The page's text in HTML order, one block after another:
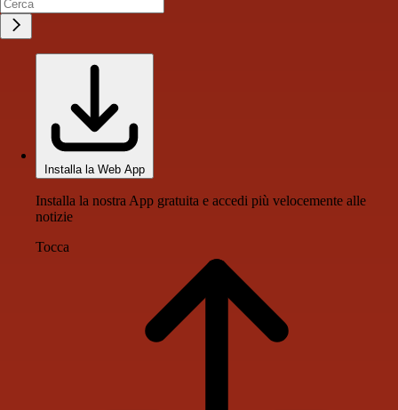
Installa la Web App
Installa la nostra App gratuita e accedi più velocemente alle
notizie
Tocca